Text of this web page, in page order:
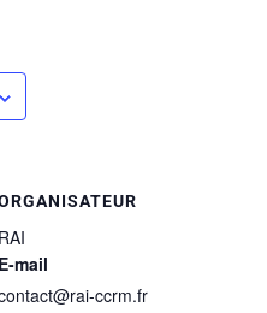
RAI
E-mail
ccrm.fr